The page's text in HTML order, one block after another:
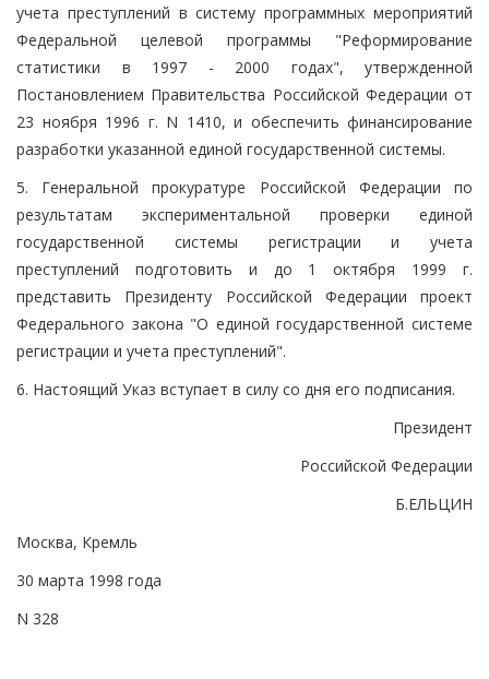
учета преступлений в систему программных мероприятий
Федеральной целевой программы "Реформирование
статистики в 1997 - 2000 годах", утвержденной
Постановлением Правительства Российской Федерации от
23 ноября 1996 г. N 1410, и обеспечить финансирование
разработки указанной единой государственной системы.
5. Генеральной прокуратуре Российской Федерации по
результатам экспериментальной проверки единой
государственной системы регистрации и учета
преступлений подготовить и до 1 октября 1999 г.
представить Президенту Российской Федерации проект
Федерального закона "О единой государственной системе
регистрации и учета преступлений".
6. Настоящий Указ вступает в силу со дня его подписания.
Президент
Российской Федерации
Б.ЕЛЬЦИН
Москва, Кремль
30 марта 1998 года
N 328